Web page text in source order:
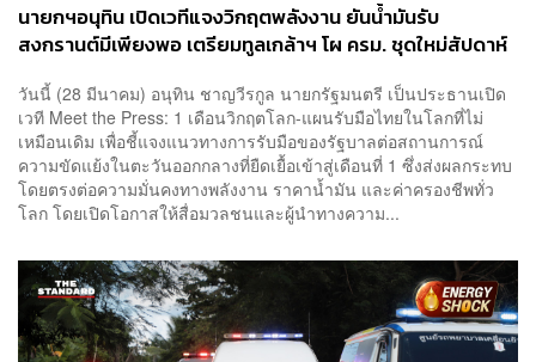
นายกฯอนุทิน เปิดเวทีแจงวิกฤตพลังงาน ยันน้ำมันรับ
สงกรานต์มีเพียงพอ เตรียมทูลเกล้าฯ โผ ครม. ชุดใหม่สัปดาห์
วันนี้ (28 มีนาคม) อนุทิน ชาญวีรกูล นายกรัฐมนตรี เป็นประธานเปิด
เวที Meet the Press: 1 เดือนวิกฤตโลก-แผนรับมือไทยในโลกที่ไม่
เหมือนเดิม เพื่อชี้แจงแนวทางการรับมือของรัฐบาลต่อสถานการณ์
ความขัดแย้งในตะวันออกกลางที่ยืดเยื้อเข้าสู่เดือนที่ 1 ซึ่งส่งผลกระทบ
โดยตรงต่อความมั่นคงทางพลังงาน ราคาน้ำมัน และค่าครองชีพทั่ว
โลก โดยเปิดโอกาสให้สื่อมวลชนและผู้นำทางความ...